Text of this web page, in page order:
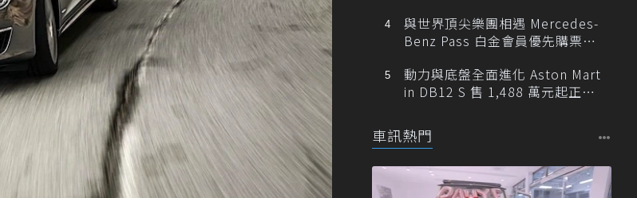
與世界頂尖樂團相遇 Mercedes-
Benz Pass 白金會員優先購票維
動力與底盤全面進化 Aston Mart
in DB12 S 售 1,488 萬元起正式
車訊熱門